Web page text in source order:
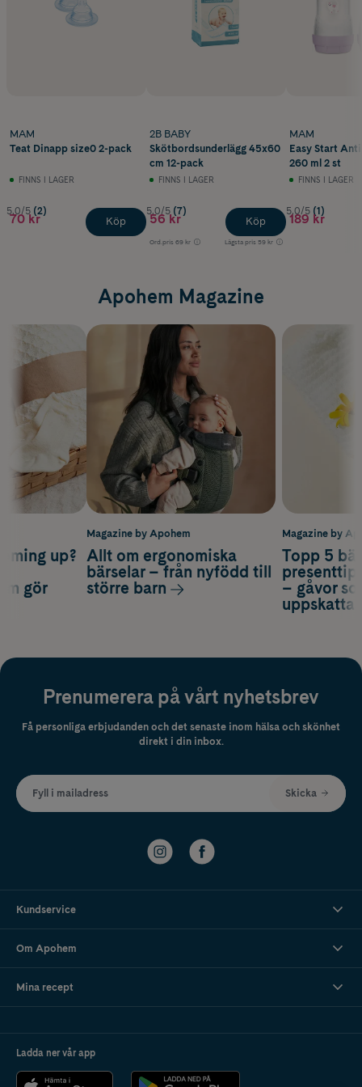
MAM
Teat Dinapp size0 2-pack
FINNS I LAGER
5.0/5 (2)
70 kr Köp
2B BABY
Skötbordsunderlägg 45x60
cm 12-pack
FINNS I LAGER
5.0/5 (7)
56 kr
Ord.pris 69 kr Lägsta pris 59 kr
Köp
MAM
Easy Start
260 ml 2 st
FINNS I LAGER
5.0/5 (1)
189 kr
Apohem Magazine
Magazine by
Topp 5
– gåvor
up?
gör
Magazine by Apohem
Allt om ergonomiska
bärselar – från nyfödd till
större barn
Prenumerera på vårt nyhetsbrev
Få personliga erbjudanden och det senaste inom hälsa och skönhet
direkt i din inbox.
Fyll i mailadress Skicka
Kundservice
Om Apohem
Mina recept
Ladda ner vår app